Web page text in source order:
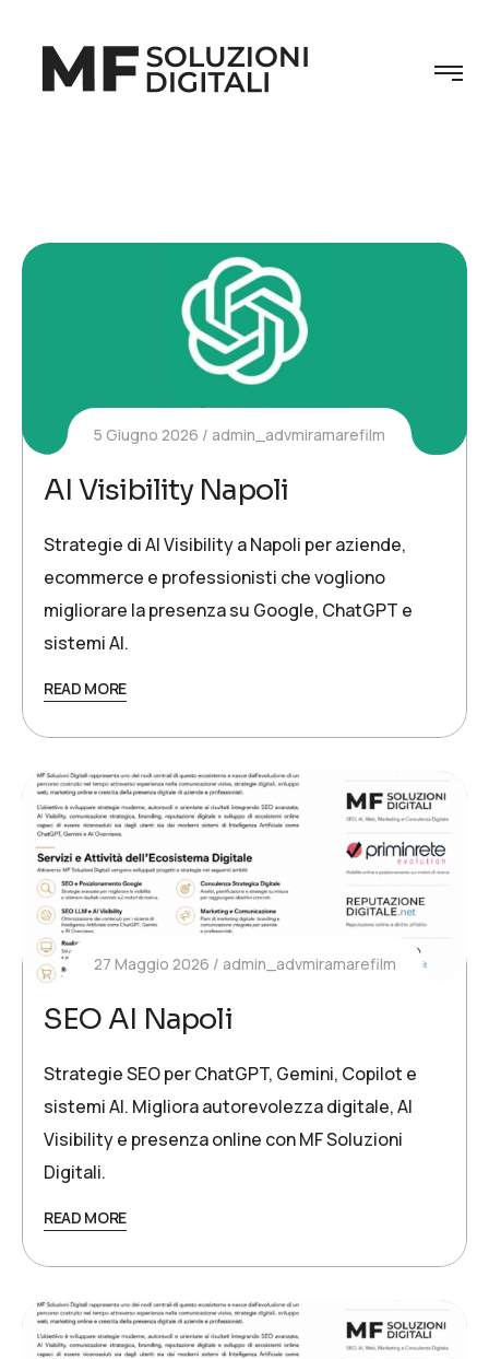
5 Giugno 2026 admin_advmiramarefilm
AI Visibility Napoli
Strategie di AI Visibility a Napoli per aziende,
ecommerce e professionisti che vogliono
migliorare la presenza su Google, ChatGPT e
sistemi AI.
READ MORE
27 Maggio 2026 admin_advmiramarefilm
SEO AI Napoli
Strategie SEO per ChatGPT, Gemini, Copilot e
sistemi AI. Migliora autorevolezza digitale, AI
Visibility e presenza online con MF Soluzioni
Digitali.
READ MORE